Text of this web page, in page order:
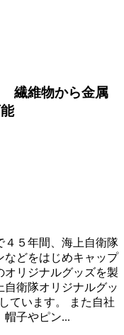
繊維物から金属
４５年間、海上自衛隊
などをはじめキャップ
リジナルグッズを製
衛隊オリジナルグッ
ています。 また自社
帽子やピン...